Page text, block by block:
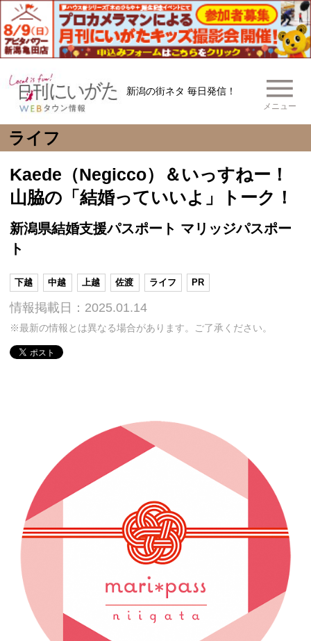
新潟の街ネタ 毎日発信！
メニュー
ライフ
Kaede（Negicco）＆いっすねー！
山脇の「結婚っていいよ」トーク！
新潟県結婚支援パスポート マリッジパスポー
ト
下越 中越 上越 佐渡 ライフ PR
情報掲載日：2025.01.14
※最新の情報とは異なる場合があります。ご了承ください。